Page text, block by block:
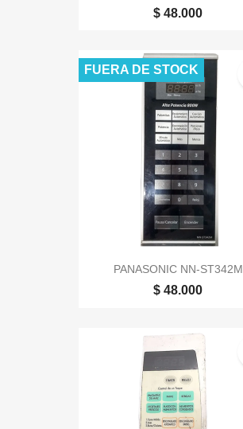
$ 48.000
PANASONIC NN-ST342M
$ 48.000
FUERA DE STOCK